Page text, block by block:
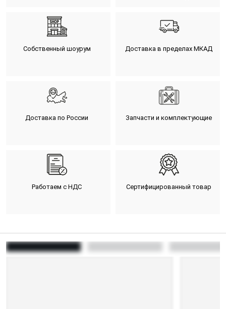
Собственный шоурум Доставка в пределах МКАД
Доставка по России Запчасти и комплектующие
Работаем с НДС Сертифицированный товар